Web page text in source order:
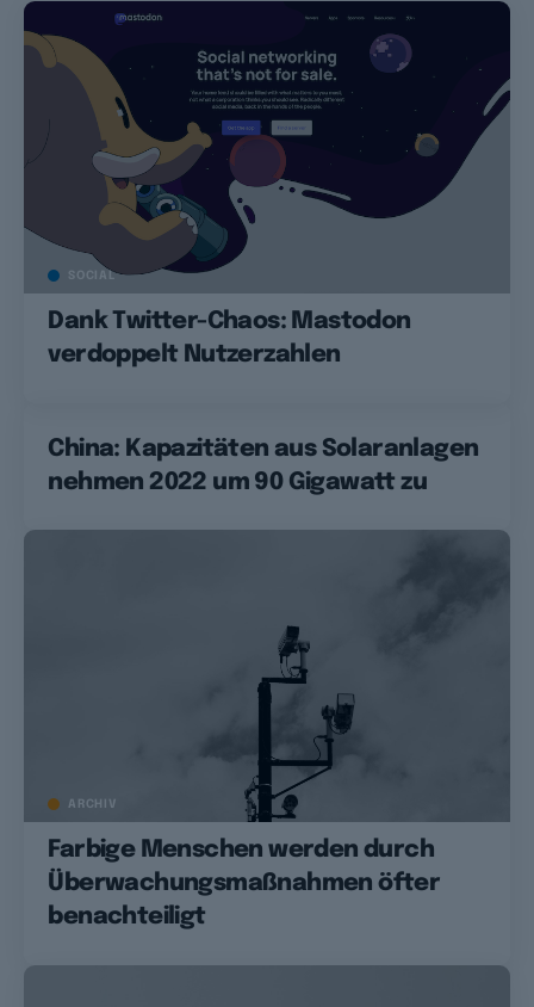
SOCIAL
Dank Twitter-Chaos: Mastodon
verdoppelt Nutzerzahlen
China: Kapazitäten aus Solaranlagen
nehmen 2022 um 90 Gigawatt zu
ARCHIV
Farbige Menschen werden durch
Überwachungsmaßnahmen öfter
benachteiligt